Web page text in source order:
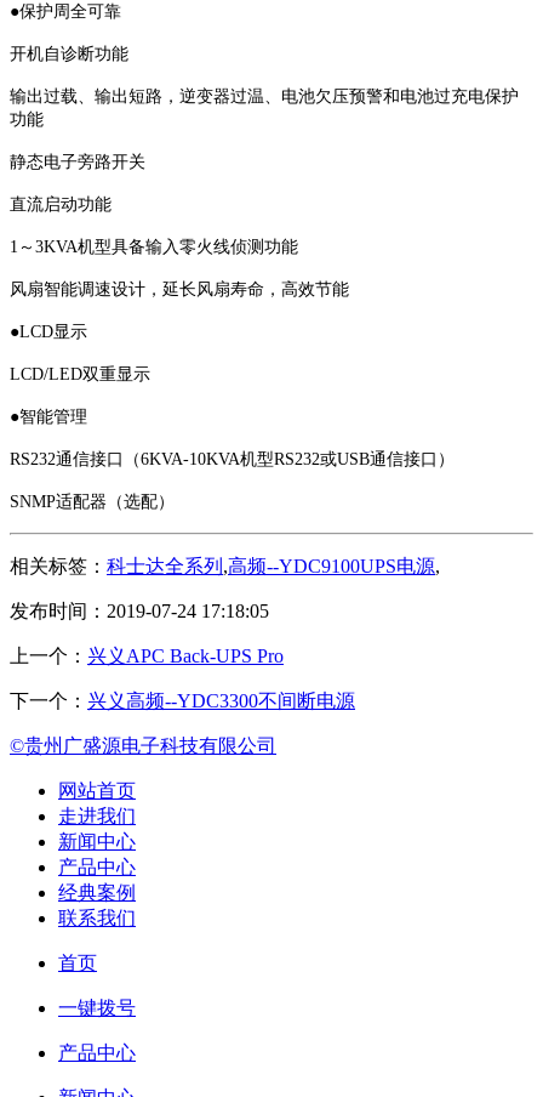
●保护周全可靠
开机自诊断功能
输出过载、输出短路，逆变器过温、电池欠压预警和电池过充电保护
功能
静态电子旁路开关
直流启动功能
1～3KVA机型具备输入零火线侦测功能
风扇智能调速设计，延长风扇寿命，高效节能
●LCD显示
LCD/LED双重显示
●智能管理
RS232通信接口（6KVA-10KVA机型RS232或USB通信接口）
SNMP适配器（选配）
相关标签： 科士达全系列 ,高频--YDC9100UPS电源,
发布时间：2019-07-24 17:18:05
上一个： 兴义APC Back-UPS Pro
下一个： 兴义高频--YDC3300不间断电源
©贵州广盛源电子科技有限公司
网站首页
走进我们
新闻中心
产品中心
经典案例
联系我们
首页
一键拨号
产品中心